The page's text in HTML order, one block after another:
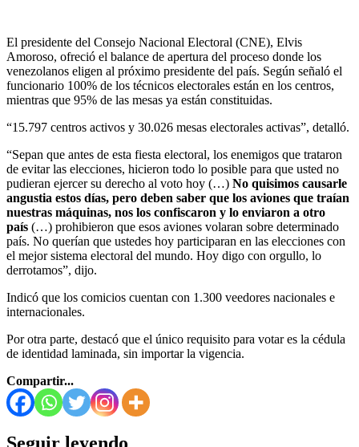
El presidente del Consejo Nacional Electoral (CNE), Elvis
Amoroso, ofreció el balance de apertura del proceso donde los
venezolanos eligen al próximo presidente del país. Según señaló el
funcionario 100% de los técnicos electorales están en los centros,
mientras que 95% de las mesas ya están constituidas.
“15.797 centros activos y 30.026 mesas electorales activas”, detalló.
“Sepan que antes de esta fiesta electoral, los enemigos que trataron
de evitar las elecciones, hicieron todo lo posible para que usted no
pudieran ejercer su derecho al voto hoy (…) No quisimos causarle
angustia estos días, pero deben saber que los aviones que traían
nuestras máquinas, nos los confiscaron y lo enviaron a otro
país (…) prohibieron que esos aviones volaran sobre determinado
país. No querían que ustedes hoy participaran en las elecciones con
el mejor sistema electoral del mundo. Hoy digo con orgullo, lo
derrotamos”, dijo.
Indicó que los comicios cuentan con 1.300 veedores nacionales e
internacionales.
Por otra parte, destacó que el único requisito para votar es la cédula
de identidad laminada, sin importar la vigencia.
Compartir...
Seguir leyendo